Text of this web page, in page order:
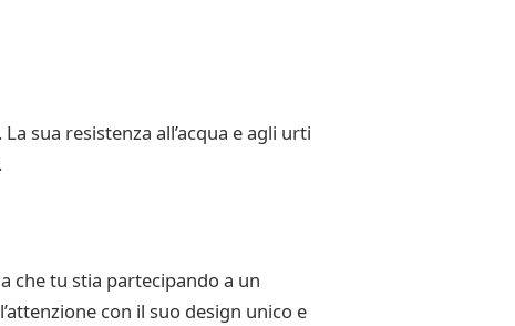
sua resistenza all’acqua e agli urti
che tu stia partecipando a un
con il suo design unico e